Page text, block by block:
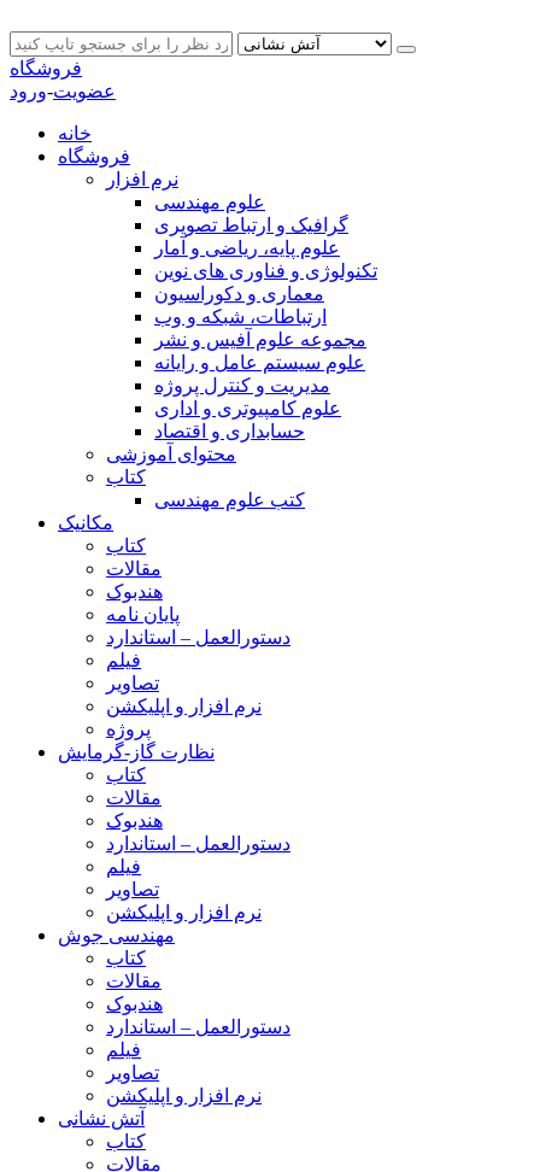
فروشگاه
عضویت-ورود
خانه
فروشگاه
نرم افزار
علوم مهندسی
گرافیک و ارتباط تصویری
علوم پایه، ریاضی و آمار
تکنولوژی و فناوری های نوین
معماری و دکوراسیون
ارتباطات، شبکه و وب
مجموعه علوم آفیس و نشر
علوم سیستم عامل و رایانه
مدیریت و کنترل پروژه
علوم کامپیوتری و اداری
حسابداری و اقتصاد
محتوای آموزشی
کتاب
کتب علوم مهندسی
مکانیک
کتاب
مقالات
هندبوک
پایان نامه
دستورالعمل – استاندارد
فیلم
تصاویر
نرم افزار و اپلیکشن
پروژه
نظارت گاز-گرمایش
کتاب
مقالات
هندبوک
دستورالعمل – استاندارد
فیلم
تصاویر
نرم افزار و اپلیکشن
مهندسی جوش
کتاب
مقالات
هندبوک
دستورالعمل – استاندارد
فیلم
تصاویر
نرم افزار و اپلیکشن
آتش نشانی
کتاب
مقالات